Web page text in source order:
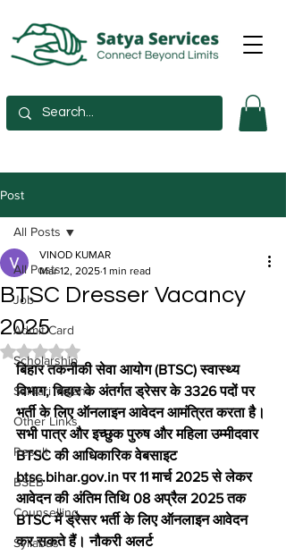
Post
All Posts
Job
Admit Card
Scholarship
Sarkari Yojana
Other Links
Result
BSEB
Counselling
Syllabus
All Posts
BTSC Dresser Vacancy
2025
VINOD KUMAR
Mar 12, 2025 1 min read
Rated NaN out of 5 stars.
बिहार तकनीकी सेवा आयोग (BTSC) स्वास्थ्य
विभाग, बिहार के अंतर्गत ड्रेसर के 3326 पदों पर
भर्ती के लिए ऑनलाइन आवेदन आमंत्रित करता है।
सभी पात्र और इच्छुक पुरुष और महिला उम्मीदवार
BTSC की आधिकारिक वेबसाइट
btsc.bihar.gov.in पर 11 मार्च 2025 से लेकर
आवेदन की अंतिम तिथि 08 अप्रैल 2025 तक
BTSC में ड्रेसर भर्ती के लिए ऑनलाइन आवेदन
कर सकते हैं। नौकरी अलर्ट